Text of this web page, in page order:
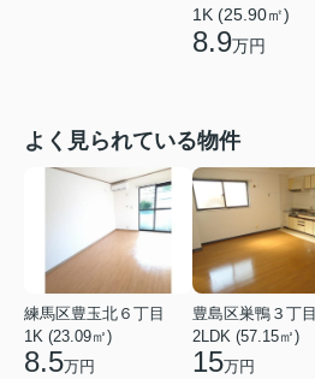
1K (25.90㎡)
8.9万円
よく見られている物件
練馬区豊玉北６丁目
1K (23.09㎡)
8.5万円
豊島区巣鴨３丁目
2LDK (57.15㎡)
15万円